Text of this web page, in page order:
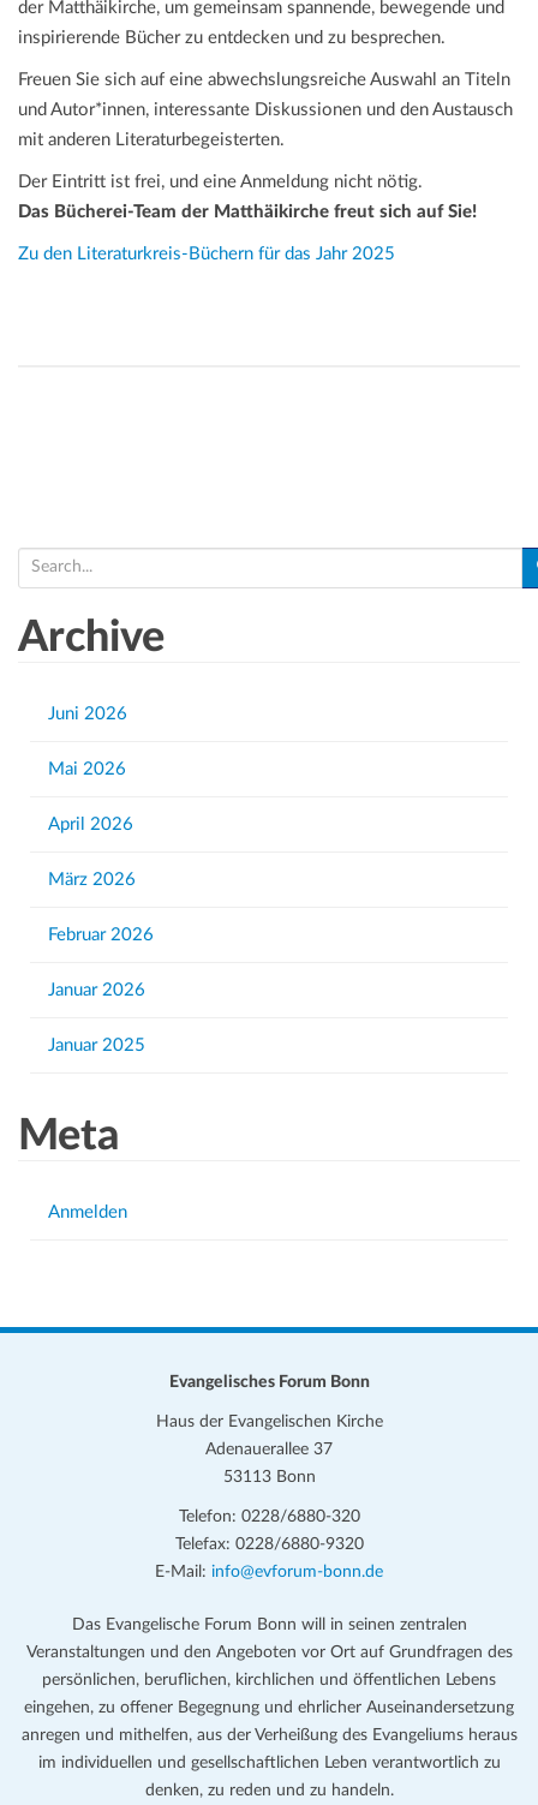
der Matthäikirche, um gemeinsam spannende, bewegende und
inspirierende Bücher zu entdecken und zu besprechen.
Freuen Sie sich auf eine abwechslungsreiche Auswahl an Titeln
und Autor*innen, interessante Diskussionen und den Austausch
mit anderen Literaturbegeisterten.
Der Eintritt ist frei, und eine Anmeldung nicht nötig.
Das Bücherei-Team der Matthäikirche freut sich auf Sie!
Zu den Literaturkreis-Büchern für das Jahr 2025
e
rArchive
Juni 2026
Mai 2026
April 2026
März 2026
Februar 2026
Januar 2026
Januar 2025
Meta
Anmelden
Evangelisches Forum Bonn
Haus der Evangelischen Kirche
Adenauerallee 37
53113 Bonn
Telefon: 0228/6880-320
Telefax: 0228/6880-9320
E-Mail: info@evforum-bonn.de
Das Evangelische Forum Bonn will in seinen zentralen
Veranstaltungen und den Angeboten vor Ort auf Grundfragen des
persönlichen, beruflichen, kirchlichen und öffentlichen Lebens
eingehen, zu offener Begegnung und ehrlicher Auseinandersetzung
anregen und mithelfen, aus der Verheißung des Evangeliums heraus
im individuellen und gesellschaftlichen Leben verantwortlich zu
denken, zu reden und zu handeln.